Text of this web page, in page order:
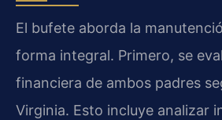
El bufete aborda la
forma integral. Primero, se
financiera de ambos padres
Virginia. Esto incluye analizar